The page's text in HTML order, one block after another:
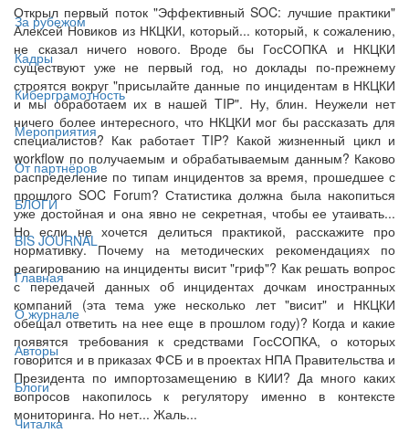
За рубежом
Кадры
Киберграмотность
Мероприятия
От партнёров
БЛОГИ
BIS JOURNAL
Главная
О журнале
Авторы
Блоги
Читалка
Открыл первый поток "Эффективный SOC: лучшие практики"
Алексей Новиков из НКЦКИ, который... который, к сожалению,
не сказал ничего нового. Вроде бы ГосСОПКА и НКЦКИ
существуют уже не первый год, но доклады по-прежнему
строятся вокруг "присылайте данные по инцидентам в НКЦКИ
и мы обработаем их в нашей TIP". Ну, блин. Неужели нет
ничего более интересного, что НКЦКИ мог бы рассказать для
специалистов? Как работает TIP? Какой жизненный цикл и
workflow по получаемым и обрабатываемым данным? Каково
распределение по типам инцидентов за время, прошедшее с
прошлого SOC Forum? Статистика должна была накопиться
уже достойная и она явно не секретная, чтобы ее утаивать...
Но если не хочется делиться практикой, расскажите про
нормативку. Почему на методических рекомендациях по
реагированию на инциденты висит "гриф"? Как решать вопрос
с передачей данных об инцидентах дочкам иностранных
компаний (эта тема уже несколько лет "висит" и НКЦКИ
обещал ответить на нее еще в прошлом году)? Когда и какие
появятся требования к средствами ГосСОПКА, о которых
говорится и в приказах ФСБ и в проектах НПА Правительства и
Президента по импортозамещению в КИИ? Да много каких
вопросов накопилось к регулятору именно в контексте
мониторинга. Но нет... Жаль...